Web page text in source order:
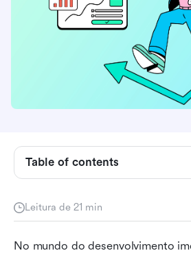
Leitura de 21 min
No mundo do desenvolvimento
Table of contents
Compreendendo o software de
Como escolher o software de
imobiliárias